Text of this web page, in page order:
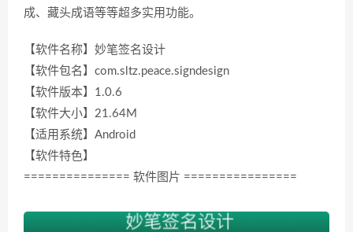
成、藏头成语等等超多实用功能。
【软件名称】妙笔签名设计
【软件包名】com.sltz.peace.signdesign
【软件版本】1.0.6
【软件大小】21.64M
【适用系统】Android
【软件特色】
=============== 软件图片 ================